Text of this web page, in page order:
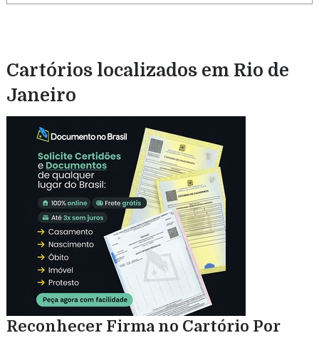
Cartórios localizados em Rio de
Janeiro
Reconhecer Firma no Cartório Por